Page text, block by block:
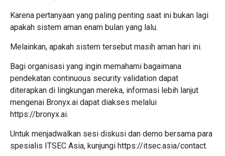
Karena pertanyaan yang paling penting saat ini bukan lagi
apakah sistem aman enam bulan yang lalu.
Melainkan, apakah sistem tersebut masih aman hari ini.
Bagi organisasi yang ingin memahami bagaimana
pendekatan continuous security validation dapat
diterapkan di lingkungan mereka, informasi lebih lanjut
mengenai Bronyx.ai dapat diakses melalui
https://bronyx.ai.
Untuk menjadwalkan sesi diskusi dan demo bersama para
spesialis ITSEC Asia, kunjungi https://itsec.asia/contact.